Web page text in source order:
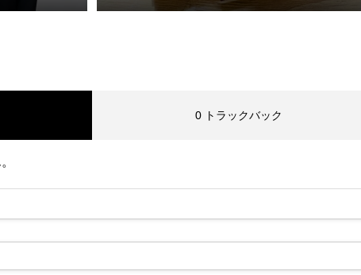
0 トラックバック